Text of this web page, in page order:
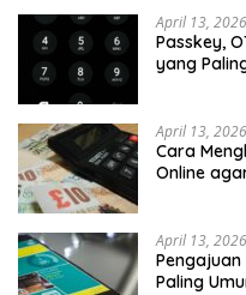
April 13, 2026
Passkey,
yang
April 13, 2026
Cara
Online
April 13, 2026
Paling